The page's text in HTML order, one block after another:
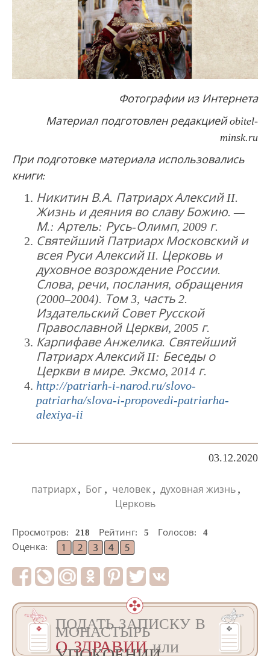
Фотографии из Интернета
Материал подготовлен редакциейobitel-
minsk.ru
При подготовке материала использовались
книги:
Никитин В.А. Патриарх Алексий II.
Жизнь и деяния во славу Божию. —
М.: Артель: Русь-Олимп, 2009 г.
Святейший Патриарх Московский и
всея Руси Алексий II. Церковь и
духовное возрождение России.
Слова, речи, послания, обращения
(2000–2004). Том 3, часть 2.
Издательский Совет Русской
Православной Церкви, 2005 г.
Карпифаве Анжелика. Святейший
Патриарх Алексий II: Беседы о
Церкви в мире. Эксмо, 2014 г.
http://patriarh-i-narod.ru/slovo-
patriarha/slova-i-propovedi-patriarha-
alexiya-ii
03.12.2020
патриарх , Бог , человек , духовная жизнь ,
Церковь
Просмотров: 218 Рейтинг: 5 Голосов:
4
Оценка:
ПОДАТЬ ЗАПИСКУ В
МОНАСТЫРЬ
О ЗДРАВИИили